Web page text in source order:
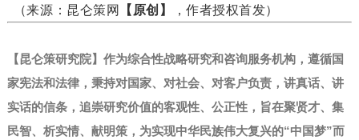
（来源：昆仑策网 【原创】 ，作者授权首发）
【昆仑策研究院】作为综合性战略研究和咨询服务机构，遵循国
家宪法和法律，秉持对国家、对社会、对客户负责，讲真话、讲
实话的信条，追崇研究价值的客观性、公正性，旨在聚贤才、集
民智、析实情、献明策，为实现中华民族伟大复兴的“中国梦”而